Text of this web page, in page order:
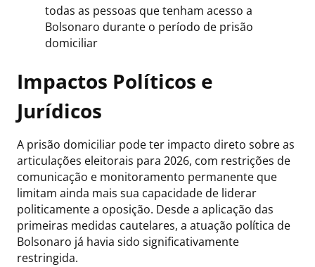
todas as pessoas que tenham acesso a
Bolsonaro durante o período de prisão
domiciliar
Impactos Políticos e
Jurídicos
A prisão domiciliar pode ter impacto direto sobre as
articulações eleitorais para 2026, com restrições de
comunicação e monitoramento permanente que
limitam ainda mais sua capacidade de liderar
politicamente a oposição. Desde a aplicação das
primeiras medidas cautelares, a atuação política de
Bolsonaro já havia sido significativamente
restringida.